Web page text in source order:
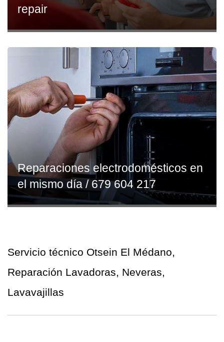
repair
Reparaciones electrodomésticos en
el mismo día / 679 604 217
Servicio técnico Otsein El Médano,
Reparación Lavadoras, Neveras,
Lavavajillas